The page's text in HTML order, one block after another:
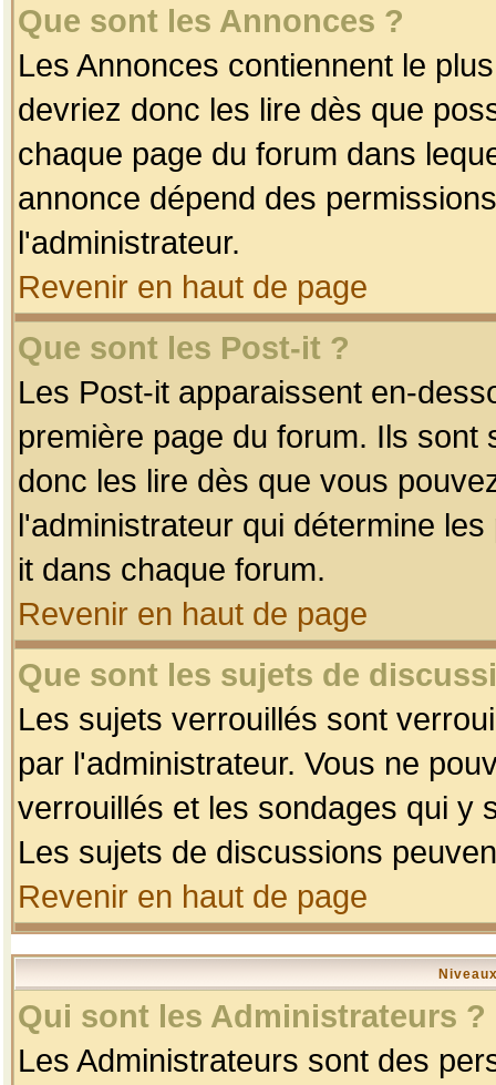
Que sont les Annonces ?
Les Annonces contiennent le
devriez donc les lire dès que
chaque page du forum dans
annonce dépend des
l'administrateur.
Revenir en haut de page
Que sont les Post-it ?
Les Post-it apparaissent en-
première page du forum. Ils
donc les lire dès que vous
l'administrateur qui détermine
it dans chaque forum.
Revenir en haut de page
Que sont les sujets de
Les sujets verrouillés sont
par l'administrateur. Vous ne
verrouillés et les sondages qui y
Les sujets de discussions
Revenir en haut de page
Qui sont les Administrateurs ?
Les Administrateurs sont des